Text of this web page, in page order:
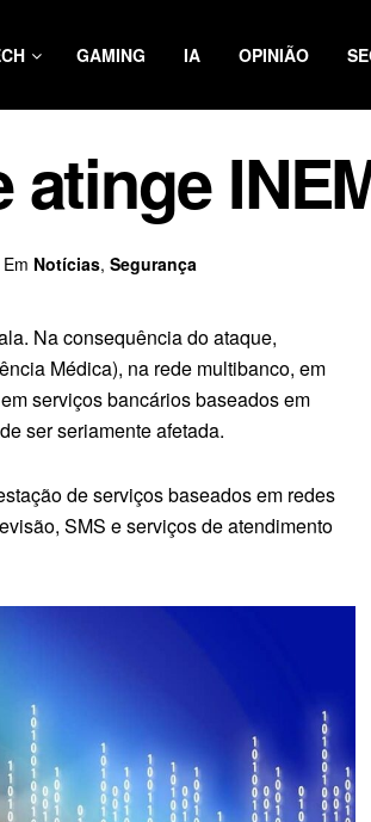
GAMING IA OPINIÃO
atinge
Em Notícias, Segurança
Na consequência do ataque,
Médica), na rede multibanco, em
serviços bancários baseados em
ser seriamente afetada.
de serviços baseados em redes
SMS e serviços de atendimento